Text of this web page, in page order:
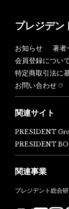
プレジデン
お知らせ 著者
会員登録につい
特定商取引法に
お問い合わせ
関連サイト
PRESIDENT
PRESIDENT
関連事業
プレジデント総合